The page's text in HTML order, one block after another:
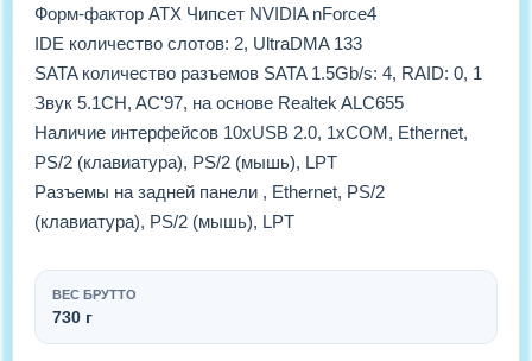
Форм-фактор ATX Чипсет NVIDIA nForce4
IDE количество слотов: 2, UltraDMA 133
SATA количество разъемов SATA 1.5Gb/s: 4, RAID: 0, 1
Звук 5.1CH, AC'97, на основе Realtek ALC655
Наличие интерфейсов 10xUSB 2.0, 1xCOM, Ethernet,
PS/2 (клавиатура), PS/2 (мышь), LPT
Разъемы на задней панели , Ethernet, PS/2
(клавиатура), PS/2 (мышь), LPT
ВЕС БРУТТО
730 г